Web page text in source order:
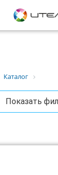
Каталог
Показать